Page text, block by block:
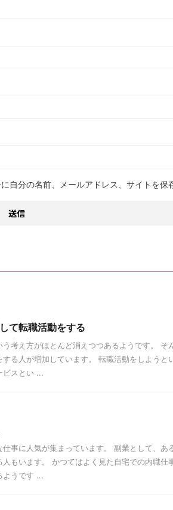
自分の名前、メールアドレス、サイトを保
て転職活動をする
考え方がほとんど消えつつあるようです。 そ
る人が増加しています。 転職活動をしようと
ビスとい ...
事に人気が集まっています。 副業として、あ
もいます。 かつてはよく見た自宅での内職仕
ようです ...